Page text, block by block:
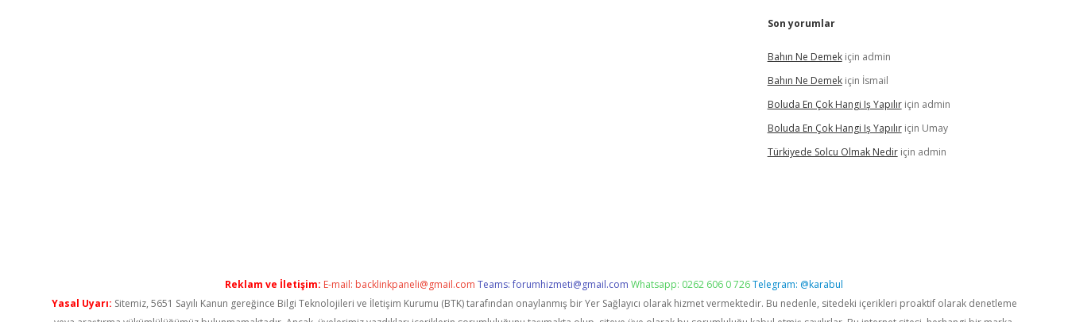
Son yorumlar
Bahın Ne Demekiçin admin
Bahın Ne Demekiçin İsmail
Boluda En Çok Hangi Iş Yapılıriçin admin
Boluda En Çok Hangi Iş Yapılıriçin Umay
Türkiyede Solcu Olmak Nediriçin admin
Reklam ve İletişim: E-mail: backlinkpaneli@gmail.com Teams:forumhizmeti@gmail.com Whatsapp: 0262 606 0 726Telegram: @karabul
Yasal Uyarı: Sitemiz, 5651 Sayılı Kanun gereğince Bilgi Teknolojileri ve İletişim Kurumu (BTK) tarafından onaylanmış bir Yer Sağlayıcı olarak hizmet vermektedir. Bu nedenle, sitedeki içerikleri proaktif olarak denetleme